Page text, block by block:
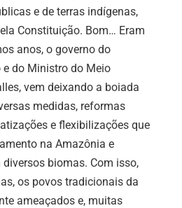
e de terras indígenas,
Constituição. Bom… Eram
anos, o governo do
e do Ministro do Meio
vem deixando a boiada
medidas, reformas
e flexibilizações que
na Amazônia e
biomas. Com isso,
os povos tradicionais da
ameaçados e, muitas